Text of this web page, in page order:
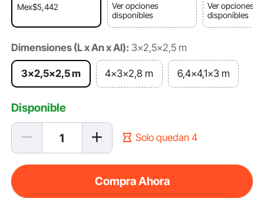
Mex$5,442
Ver opciones
disponibles
Ver opciones
disponibles
Dimensiones (L x An x Al): 3x2,5x2,5 m
3x2,5x2,5 m 4x3x2,8 m 6,4x4,1x3 m
Disponible
Solo quedan 4
Compra Ahora